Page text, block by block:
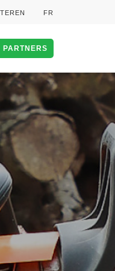
FR
PARTNERS